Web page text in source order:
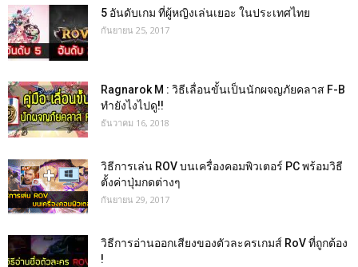
5 อันดับเกม ที่ผู้หญิงเล่นเยอะ ในประเทศไทย
กันยายน 25, 2017
Ragnarok M : วิธีเลื่อนขั้นเป็นนักผจญภัยคลาส F-B
ทำยังไงไปดู!!
ธันวาคม 16, 2018
วิธีการเล่น ROV บนเครื่องคอมพิวเตอร์ PC พร้อมวิธี
ตั้งค่าปุ่มกดต่างๆ
กันยายน 29, 2017
วิธีการอ่านออกเสียงของตัวละครเกมส์ RoV ที่ถูกต้อง
!